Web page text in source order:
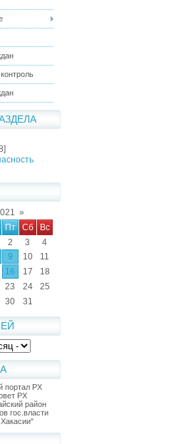
»
Пт Сб
Вс
2 3
4
9 10
11
16 17
18
23 24
25
30 31
портал РХ
РХ
район
гос.власти